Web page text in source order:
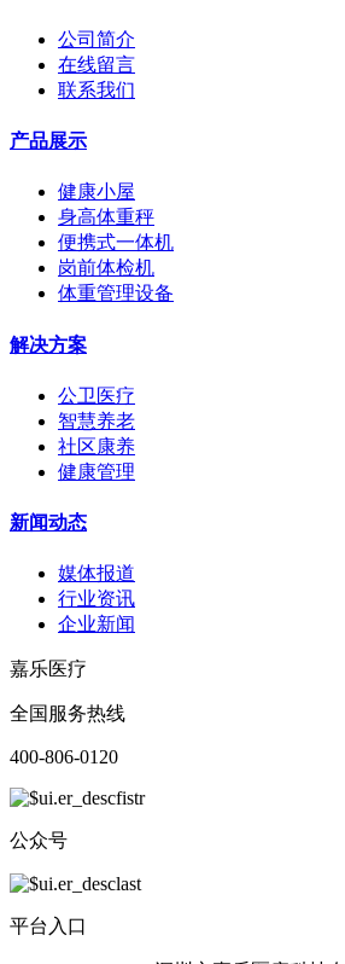
公司简介
在线留言
联系我们
产品展示
健康小屋
身高体重秤
便携式一体机
岗前体检机
体重管理设备
解决方案
公卫医疗
智慧养老
社区康养
健康管理
新闻动态
媒体报道
行业资讯
企业新闻
嘉乐医疗
全国服务热线
400-806-0120
公众号
平台入口